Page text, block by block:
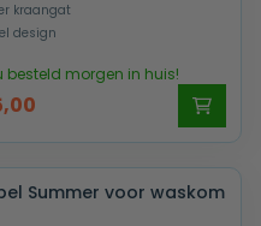
kraangat
design
besteld morgen in huis!
is:
€ 505,00.
Summer voor waskom